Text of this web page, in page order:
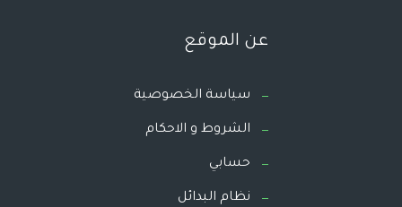
عن الموقع
سياسة الخصوصية
الشروط و الاحكام
حسابي
نظام البدائل